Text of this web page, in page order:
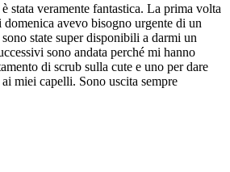
stata veramente fantastica. La prima volta
domenica avevo bisogno urgente di un
state super disponibili a darmi un
sono andata perché mi hanno
di scrub sulla cute e uno per dare
miei capelli. Sono uscita sempre